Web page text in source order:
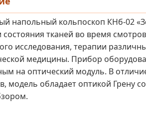
напольный кольпоскоп КНб-02
состояния тканей во время
исследования, терапии
медицины. Прибор
на оптический модуль. В
модель обладает оптикой Грену